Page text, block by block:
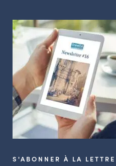
S'ABONNER À LA